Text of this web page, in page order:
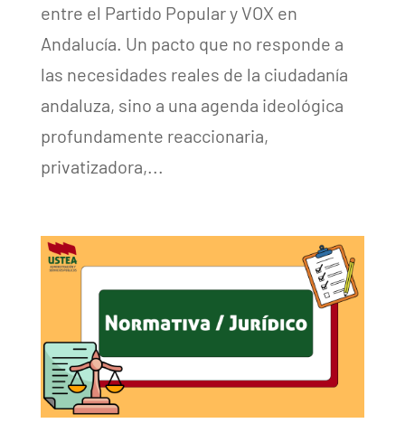
entre el Partido Popular y VOX en
Andalucía. Un pacto que no responde a
las necesidades reales de la ciudadanía
andaluza, sino a una agenda ideológica
profundamente reaccionaria,
privatizadora,...